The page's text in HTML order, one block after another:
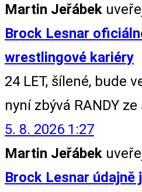
Martin Jeřábek
Brock Lesnar
wrestlingové kariéry
24 LET, šílené, bude
nyní zbývá RANDY
5. 8. 2026 1:27
Martin Jeřábek
Brock Lesnar údajně